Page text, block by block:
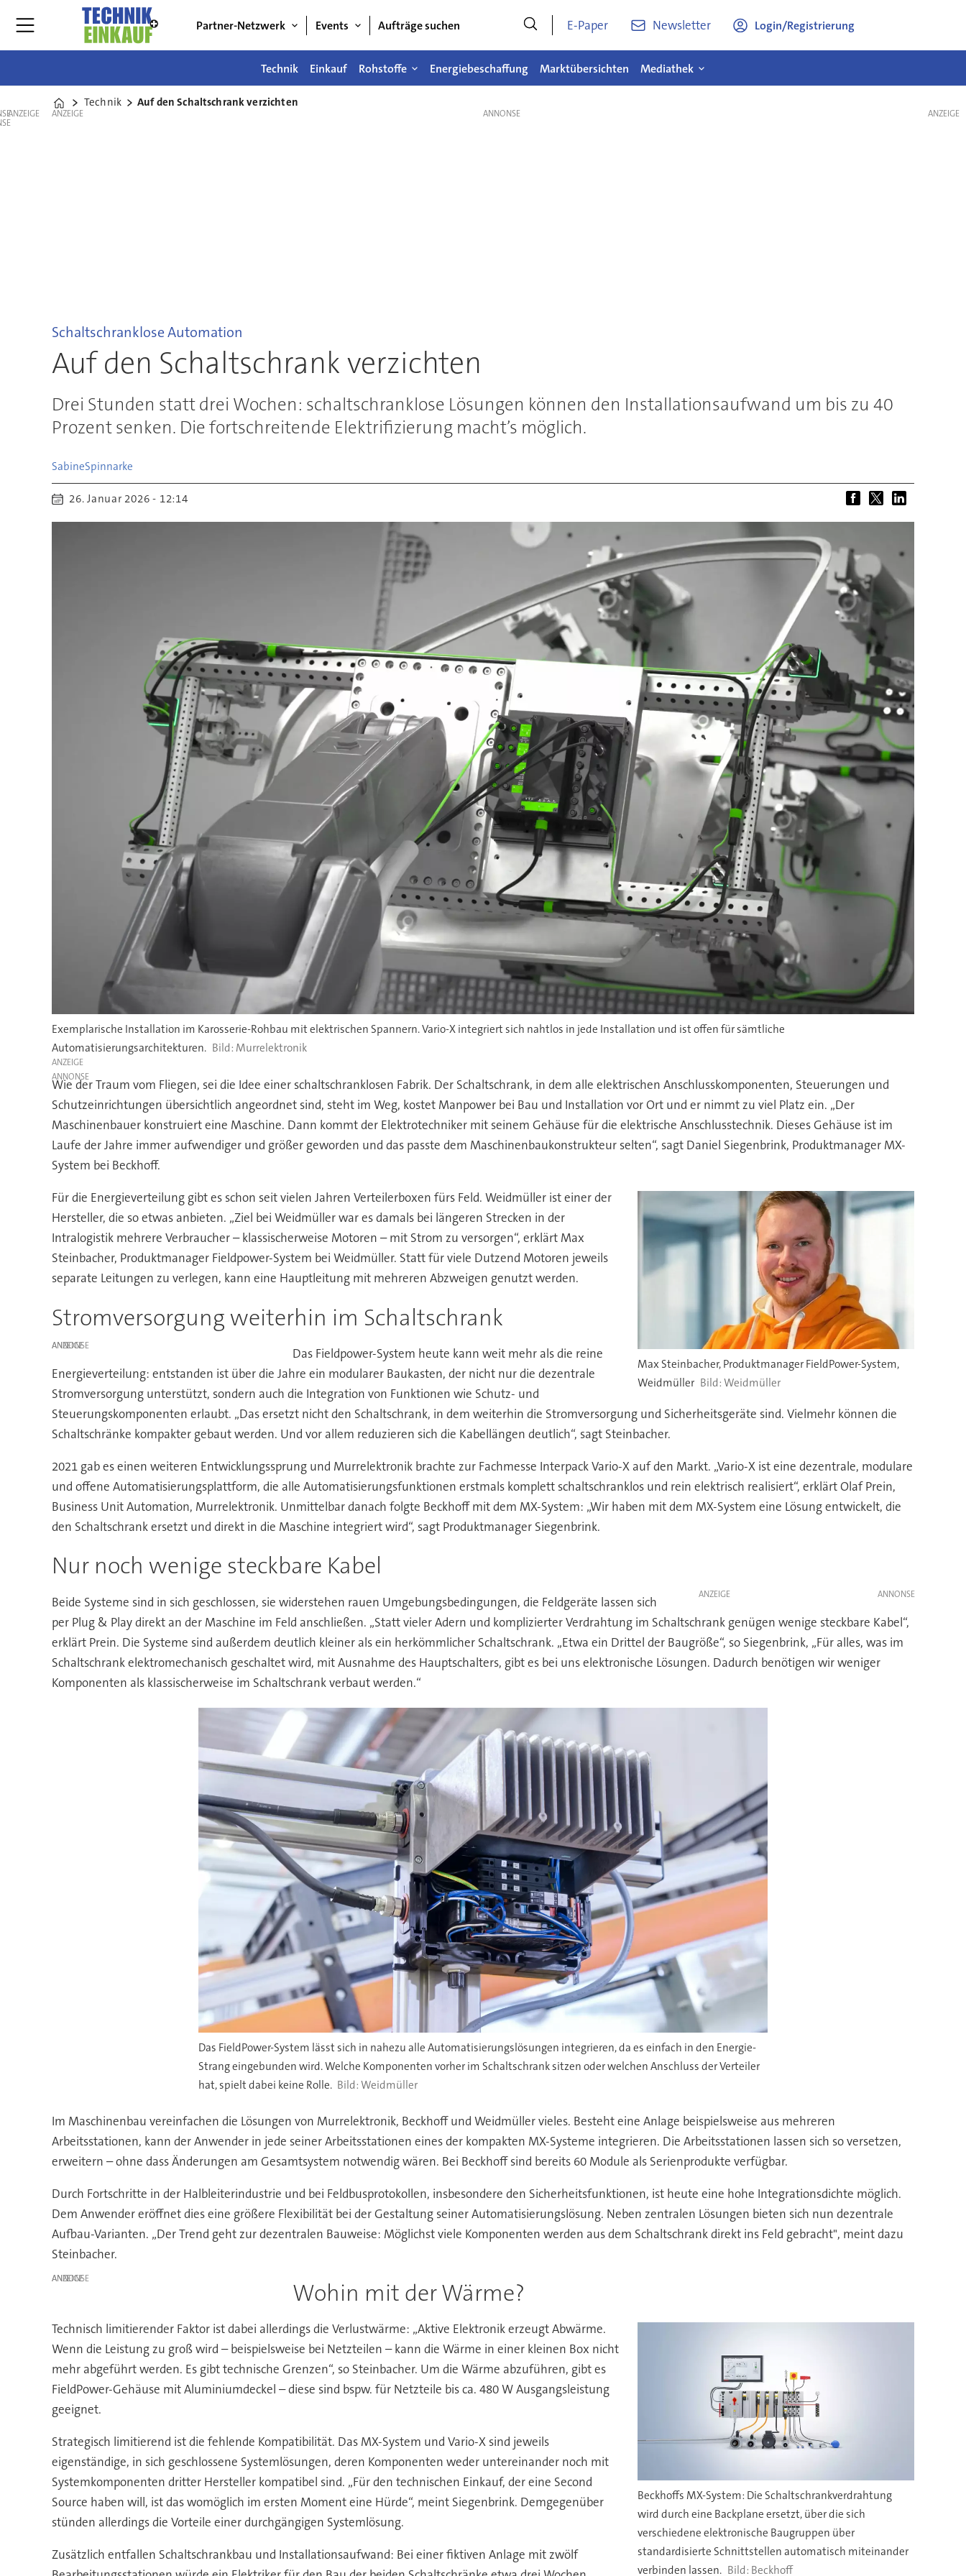
Partner-Netzwerk Events Aufträge suchen E-Paper Newsletter Login/Registrierung
Technik Einkauf Rohstoffe Energiebeschaffung Marktübersichten Mediathek
Home
Technik Auf den Schaltschrank verzichten
ANZEIGE ANZEIGE
Schaltschranklose Automation
Auf den Schaltschrank verzichten
Drei Stunden statt drei Wochen: schaltschranklose Lösungen können den Installationsaufwand um bis zu 40
Prozent senken. Die fortschreitende Elektrifizierung macht’s möglich.
SabineSpinnarke
26. Januar 2026 - 12:14
Exemplarische Installation im Karosserie-Rohbau mit elektrischen Spannern. Vario-X integriert sich nahtlos in jede Installation und ist offen für sämtliche
Automatisierungsarchitekturen.
Murrelektronik
ANZEIGE
Wie der Traum vom Fliegen, sei die Idee einer schaltschranklosen Fabrik. Der Schaltschrank, in dem alle elektrischen Anschlusskomponenten, Steuerungen und
Schutzeinrichtungen übersichtlich angeordnet sind, steht im Weg, kostet Manpower bei Bau und Installation vor Ort und er nimmt zu viel Platz ein. „Der
Maschinenbauer konstruiert eine Maschine. Dann kommt der Elektrotechniker mit seinem Gehäuse für die elektrische Anschlusstechnik. Dieses Gehäuse ist im
Laufe der Jahre immer aufwendiger und größer geworden und das passte dem Maschinenbaukonstrukteur selten“, sagt Daniel Siegenbrink, Produktmanager MX-
System bei Beckhoff.
Max Steinbacher, Produktmanager FieldPower-System,
Weidmüller
Weidmüller
Für die Energieverteilung gibt es schon seit vielen Jahren Verteilerboxen fürs Feld. Weidmüller ist einer der
Hersteller, die so etwas anbieten. „Ziel bei Weidmüller war es damals bei längeren Strecken in der
Intralogistik mehrere Verbraucher – klassischerweise Motoren – mit Strom zu versorgen“, erklärt Max
Steinbacher, Produktmanager Fieldpower-System bei Weidmüller. Statt für viele Dutzend Motoren jeweils
separate Leitungen zu verlegen, kann eine Hauptleitung mit mehreren Abzweigen genutzt werden.
Stromversorgung weiterhin im Schaltschrank
ANZEIGE
Das Fieldpower-System heute kann weit mehr als die reine
Energieverteilung: entstanden ist über die Jahre ein modularer Baukasten, der nicht nur die dezentrale
Stromversorgung unterstützt, sondern auch die Integration von Funktionen wie Schutz- und
Steuerungskomponenten erlaubt. „Das ersetzt nicht den Schaltschrank, in dem weiterhin die Stromversorgung und Sicherheitsgeräte sind. Vielmehr können die
Schaltschränke kompakter gebaut werden. Und vor allem reduzieren sich die Kabellängen deutlich“, sagt Steinbacher.
2021 gab es einen weiteren Entwicklungssprung und Murrelektronik brachte zur Fachmesse Interpack Vario-X auf den Markt. „Vario-X ist eine dezentrale, modulare
und offene Automatisierungsplattform, die alle Automatisierungsfunktionen erstmals komplett schaltschranklos und rein elektrisch realisiert“, erklärt Olaf Prein,
Business Unit Automation, Murrelektronik. Unmittelbar danach folgte Beckhoff mit dem MX-System: „Wir haben mit dem MX-System eine Lösung entwickelt, die
den Schaltschrank ersetzt und direkt in die Maschine integriert wird“, sagt Produktmanager Siegenbrink.
Nur noch wenige steckbare Kabel
ANZEIGE
Beide Systeme sind in sich geschlossen, sie widerstehen rauen Umgebungsbedingungen, die Feldgeräte lassen sich
per Plug & Play direkt an der Maschine im Feld anschließen. „Statt vieler Adern und komplizierter Verdrahtung im Schaltschrank genügen wenige steckbare Kabel“,
erklärt Prein. Die Systeme sind außerdem deutlich kleiner als ein herkömmlicher Schaltschrank. „Etwa ein Drittel der Baugröße“, so Siegenbrink, „Für alles, was im
Schaltschrank elektromechanisch geschaltet wird, mit Ausnahme des Hauptschalters, gibt es bei uns elektronische Lösungen. Dadurch benötigen wir weniger
Komponenten als klassischerweise im Schaltschrank verbaut werden.“
Das FieldPower-System lässt sich in nahezu alle Automatisierungslösungen integrieren, da es einfach in den Energie-
Strang eingebunden wird. Welche Komponenten vorher im Schaltschrank sitzen oder welchen Anschluss der Verteiler
hat, spielt dabei keine Rolle.
Weidmüller
Im Maschinenbau vereinfachen die Lösungen von Murrelektronik, Beckhoff und Weidmüller vieles. Besteht eine Anlage beispielsweise aus mehreren
Arbeitsstationen, kann der Anwender in jede seiner Arbeitsstationen eines der kompakten MX-Systeme integrieren. Die Arbeitsstationen lassen sich so versetzen,
erweitern – ohne dass Änderungen am Gesamtsystem notwendig wären. Bei Beckhoff sind bereits 60 Module als Serienprodukte verfügbar.
Durch Fortschritte in der Halbleiterindustrie und bei Feldbusprotokollen, insbesondere den Sicherheitsfunktionen, ist heute eine hohe Integrationsdichte möglich.
Dem Anwender eröffnet dies eine größere Flexibilität bei der Gestaltung seiner Automatisierungslösung. Neben zentralen Lösungen bieten sich nun dezentrale
Aufbau-Varianten. „Der Trend geht zur dezentralen Bauweise: Möglichst viele Komponenten werden aus dem Schaltschrank direkt ins Feld gebracht", meint dazu
Steinbacher.
ANZEIGE Wohin mit der Wärme?
Beckhoffs MX-System: Die Schaltschrankverdrahtung
wird durch eine Backplane ersetzt, über die sich
verschiedene elektronische Baugruppen über
standardisierte Schnittstellen automatisch miteinander
verbinden lassen.
Beckhoff
Technisch limitierender Faktor ist dabei allerdings die Verlustwärme: „Aktive Elektronik erzeugt Abwärme.
Wenn die Leistung zu groß wird – beispielsweise bei Netzteilen – kann die Wärme in einer kleinen Box nicht
mehr abgeführt werden. Es gibt technische Grenzen“, so Steinbacher. Um die Wärme abzuführen, gibt es
FieldPower-Gehäuse mit Aluminiumdeckel – diese sind bspw. für Netzteile bis ca. 480 W Ausgangsleistung
geeignet.
Strategisch limitierend ist die fehlende Kompatibilität. Das MX-System und Vario-X sind jeweils
eigenständige, in sich geschlossene Systemlösungen, deren Komponenten weder untereinander noch mit
Systemkomponenten dritter Hersteller kompatibel sind. „Für den technischen Einkauf, der eine Second
Source haben will, ist das womöglich im ersten Moment eine Hürde“, meint Siegenbrink. Demgegenüber
stünden allerdings die Vorteile einer durchgängigen Systemlösung.
Zusätzlich entfallen Schaltschrankbau und Installationsaufwand: Bei einer fiktiven Anlage mit zwölf
ANZEIGE